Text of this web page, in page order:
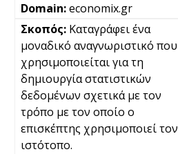
economix.gr
Καταγράφει ένα
μοναδικό αναγνωριστικό που
χρησιμοποιείται για τη
δημιουργία στατιστικών
δεδομένων σχετικά με τον
τρόπο με τον οποίο ο
επισκέπτης χρησιμοποιεί τον
ιστότοπο.